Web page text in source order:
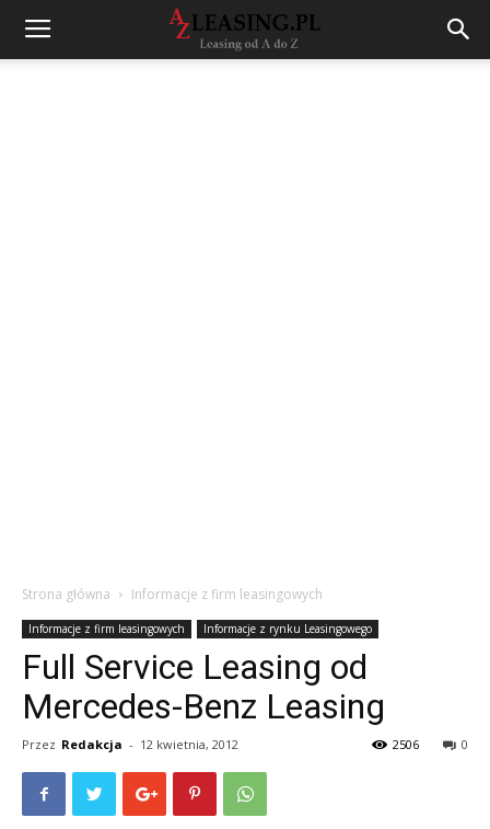
Strona główna Informacje z firm leasingowych
Informacje z firm leasingowych Informacje z rynku Leasingowego
Full Service Leasing od
Mercedes-Benz Leasing
Przez Redakcja - 12 kwietnia, 2012 0
2506